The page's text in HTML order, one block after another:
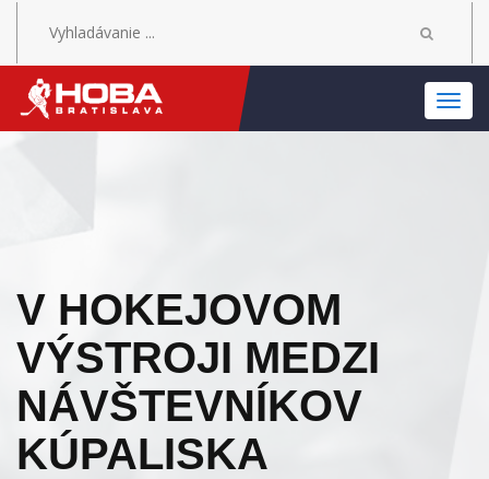
V HOKEJOVOM
VÝSTROJI MEDZI
NÁVŠTEVNÍKOV
KÚPALISKA